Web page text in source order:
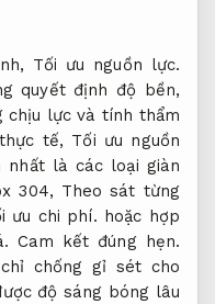
Tối ưu nguồn lực.
quyết định độ bền,
chịu lực và tính thẩm
tế, Tối ưu nguồn
là các loại giàn
304, Theo sát từng
ưu chi phí. hoặc hợp
Cam kết đúng hẹn.
chống gỉ sét cho
độ sáng bóng lâu